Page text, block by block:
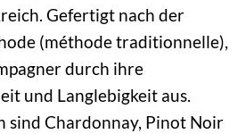
Gefertigt nach der
(méthode traditionnelle),
durch ihre
und Langlebigkeit aus.
sind Chardonnay, Pinot Noir